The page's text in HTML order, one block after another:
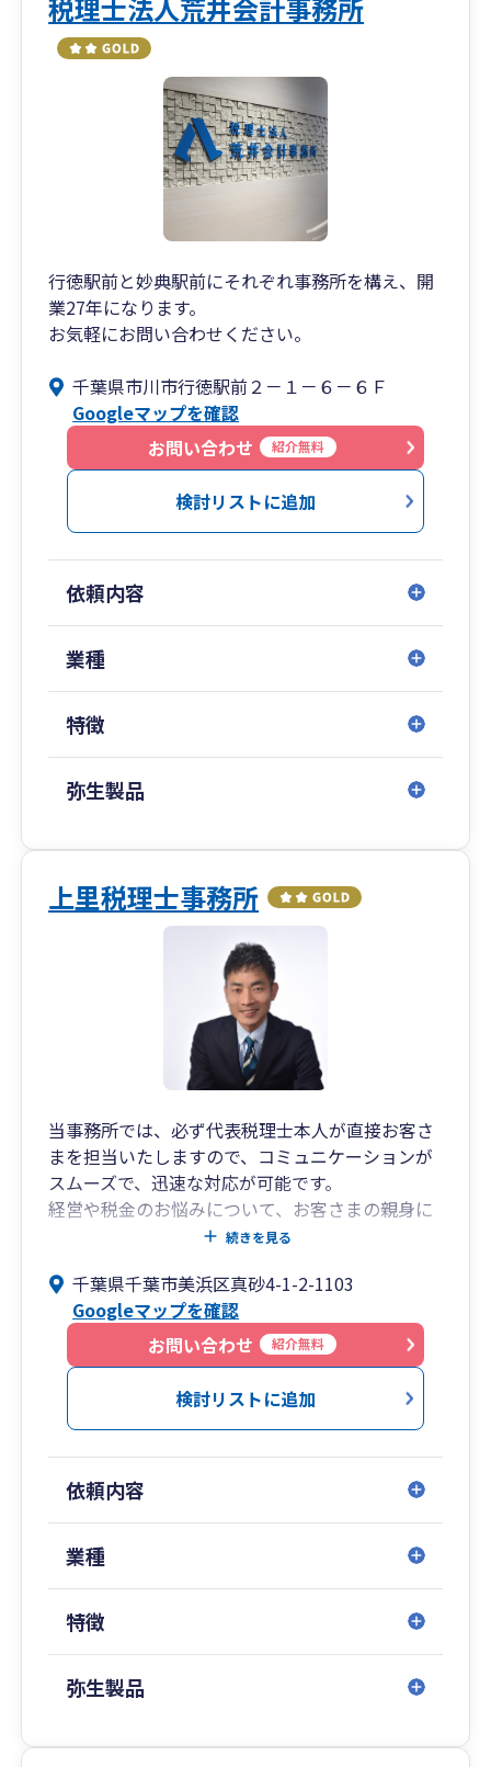
税理士法人荒井会計事務所
行徳駅前と妙典駅前にそれぞれ事務所を構え、開
業27年になります。
お気軽にお問い合わせください。
千葉県市川市行徳駅前２－１－６－６Ｆ
Googleマップを確認
お問い合わせ
紹介無料
検討リストに追加
依頼内容
業種
特徴
弥生製品
上里税理士事務所
当事務所では、必ず代表税理士本人が直接お客さ
まを担当いたしますので、コミュニケーションが
スムーズで、迅速な対応が可能です。
経営や税金のお悩みについて、お客さまの親身に
なってわかりやすい言葉で丁寧にアドバイスさせ
代表税理士は、国税局や税務署にて長年にわたり
法人の税務調査に携わってきたいわゆる国税OB税
税務調査のことを熟知していますので、いつ来る
か分からない税務調査に対しても事前に万全の対
策をしておくことが可能ですし、税務当局に対す
「会社を設立したが、経理や税務のことがよくわ
からない」「顧問税理士を探しているが、初めて
税理士を変えたいと思っている」という方は、ぜ
ひお気軽にご相談ください。
続きを見る
千葉県千葉市美浜区真砂4-1-2-1103
Googleマップを確認
お問い合わせ
紹介無料
検討リストに追加
依頼内容
業種
特徴
弥生製品